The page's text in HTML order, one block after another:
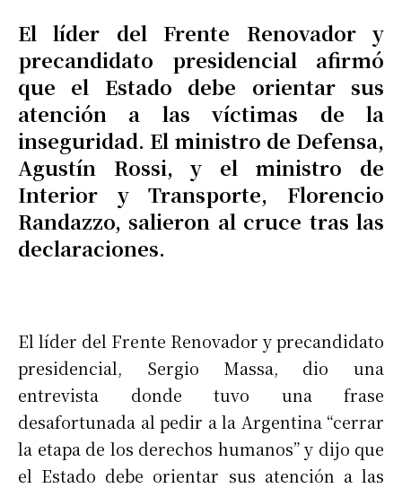
El líder del Frente Renovador y
precandidato presidencial afirmó
que el Estado debe orientar sus
atención a las víctimas de la
inseguridad. El ministro de Defensa,
Agustín Rossi, y el ministro de
Interior y Transporte, Florencio
Randazzo, salieron al cruce tras las
declaraciones.
El líder del Frente Renovador y precandidato
presidencial, Sergio Massa, dio una
entrevista donde tuvo una frase
desafortunada al pedir a la Argentina “cerrar
la etapa de los derechos humanos” y dijo que
el Estado debe orientar sus atención a las